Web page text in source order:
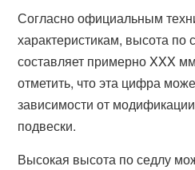
Согласно официальным
характеристикам, высота по
составляет примерно XXX
отметить, что эта цифра
зависимости от
подвески.
Высокая высота по седлу